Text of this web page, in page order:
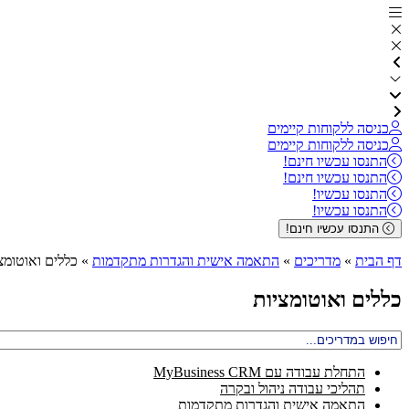
כניסה ללקוחות קיימים
כניסה ללקוחות קיימים
התנסו עכשיו חינם!
התנסו עכשיו חינם!
התנסו עכשיו!
התנסו עכשיו!
התנסו עכשיו חינם!
דף הבית » מדריכים » התאמה אישית והגדרות מתקדמות » כללים
כללים ואוטומציות
התחלת עבודה עם MyBusiness CRM
תהליכי עבודה ניהול ובקרה
התאמה אישית והגדרות מתקדמות